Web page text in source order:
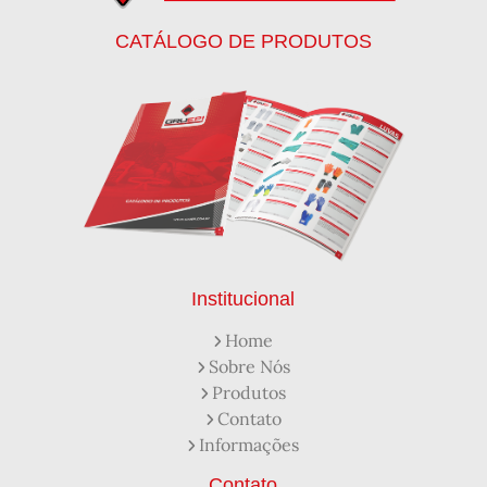
Calçados de Segurança
Calçados de Segurança Epi
Capacete de Segurança Ca
Capacete de Segurança Classe b
Capacetes de Proteção
Capacetes de Proteção EPI
Capacetes de Segurança
Capacetes EPI
Capa de Chuva Pvc Amarela C/ Forro e Capuz
Capa de Chuva Pvc Preta C/ Forro e Capuz
Como Protetor Solar Funciona
Creme Protetor da Pele
Creme Protetor para Pele
Desengraxante Industrial
Desengraxante Industrial Biodegradável
Desengraxante o Que é
CATÁLOGO DE PRODUTOS
Institucional
Home
Sobre Nós
Produtos
Contato
Informações